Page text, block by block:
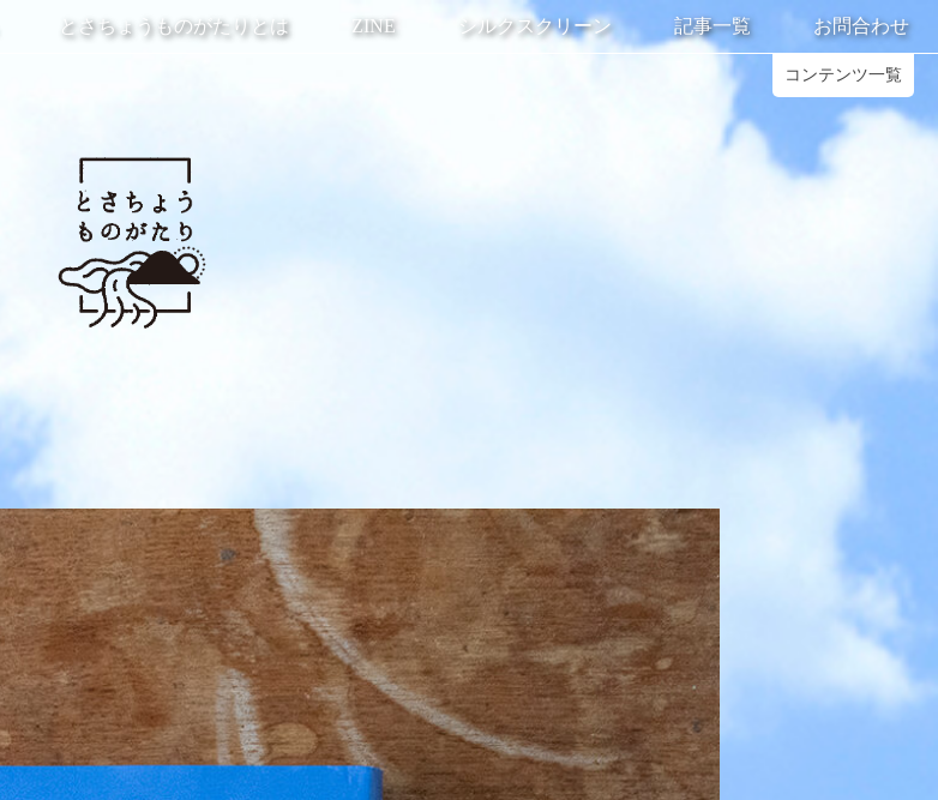
とさちょうものがたりとは ZINE シルクスクリーン 記事一覧 お問合わせ
コンテンツ一覧